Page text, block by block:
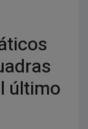
último